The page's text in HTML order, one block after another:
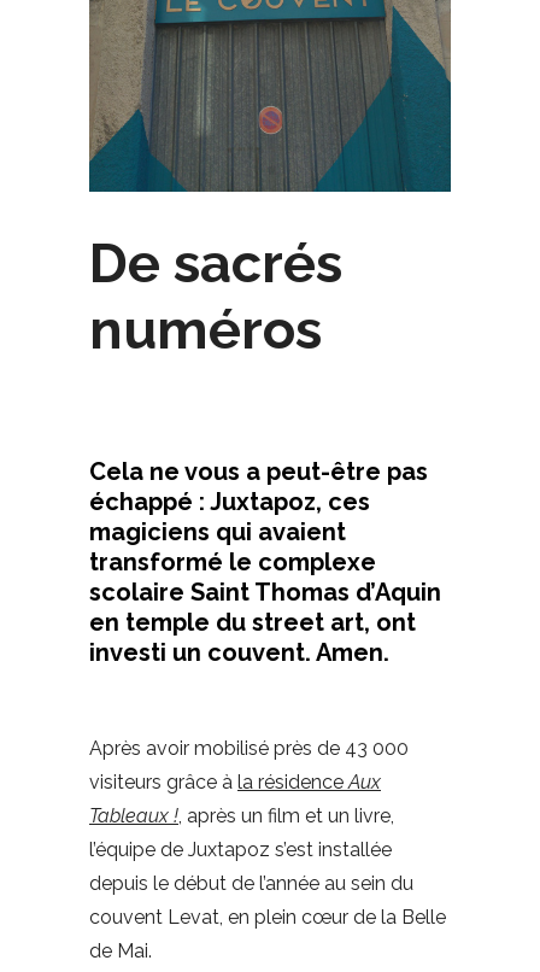
De sacrés
numéros
Cela ne vous a peut-être pas
échappé : Juxtapoz, ces
magiciens qui avaient
transformé le complexe
scolaire Saint Thomas d’Aquin
en temple du street art, ont
investi un couvent. Amen.
Après avoir mobilisé près de 43 000
visiteurs grâce à la résidenceAux
Tableaux !, après un film et un livre,
l’équipe de Juxtapoz s’est installée
depuis le début de l’année au sein du
couvent Levat, en plein cœur de la Belle
de Mai.